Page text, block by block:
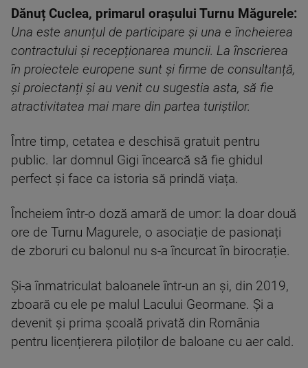
Dănuț Cuclea, primarul orașului Turnu Măgurele:
Una este anunțul de participare și una e încheierea
contractului și recepționarea muncii. La înscrierea
în proiectele europene sunt și firme de consultanță,
și proiectanți și au venit cu sugestia asta, să fie
atractivitatea mai mare din partea turiștilor.
Între timp, cetatea e deschisă gratuit pentru
public. Iar domnul Gigi încearcă să fie ghidul
perfect și face ca istoria să prindă viața.
Încheiem într-o doză amară de umor: la doar două
ore de Turnu Magurele, o asociație de pasionați
de zboruri cu balonul nu s-a încurcat în birocrație.
Și-a înmatriculat baloanele într-un an și, din 2019,
zboară cu ele pe malul Lacului Geormane. Și a
devenit și prima școală privată din România
pentru licențierera piloților de baloane cu aer cald.